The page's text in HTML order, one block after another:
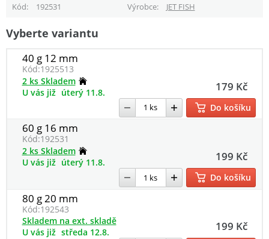
Kód 192531 Výrobce JET FISH
Vyberte variantu
40 g 12 mm
Kód:1925513
179 Kč
2 ks Skladem
U vás již úterý 11.8.
Do košíku
60 g 16 mm
Kód:192531
199 Kč
2 ks Skladem
U vás již úterý 11.8.
Do košíku
80 g 20 mm
Kód:192543
199 Kč
Skladem na ext. skladě
U vás již středa 12.8.